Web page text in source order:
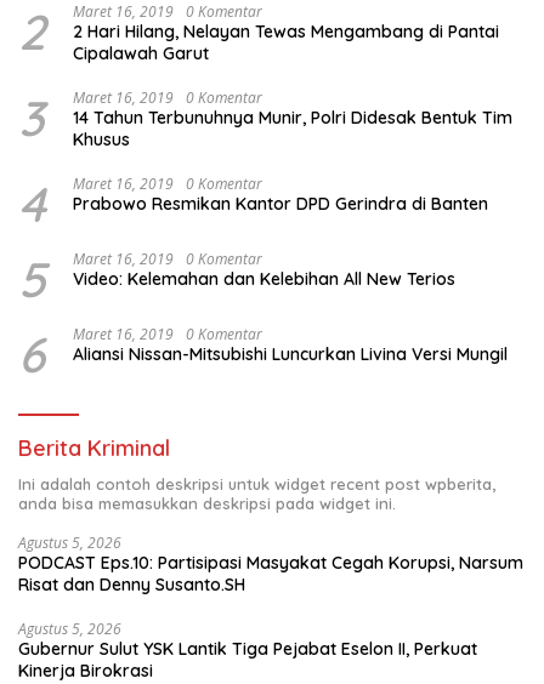
2 Maret 16, 2019 0 Komentar
2 Hari Hilang, Nelayan Tewas Mengambang di Pantai
Cipalawah Garut
3 Maret 16, 2019 0 Komentar
14 Tahun Terbunuhnya Munir, Polri Didesak Bentuk Tim
Khusus
4 Maret 16, 2019 0 Komentar
Prabowo Resmikan Kantor DPD Gerindra di Banten
5 Maret 16, 2019 0 Komentar
Video: Kelemahan dan Kelebihan All New Terios
6 Maret 16, 2019 0 Komentar
Aliansi Nissan-Mitsubishi Luncurkan Livina Versi Mungil
Berita Kriminal
Ini adalah contoh deskripsi untuk widget recent post wpberita,
anda bisa memasukkan deskripsi pada widget ini.
Agustus 5, 2026
PODCAST Eps.10: Partisipasi Masyakat Cegah Korupsi, Narsum
Risat dan Denny Susanto.SH
Agustus 5, 2026
Gubernur Sulut YSK Lantik Tiga Pejabat Eselon II, Perkuat
Kinerja Birokrasi